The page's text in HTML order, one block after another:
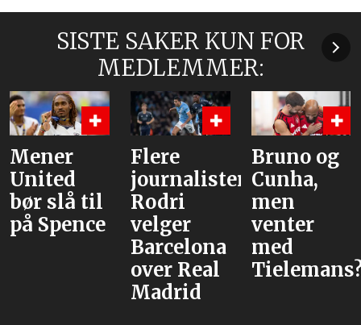
SISTE SAKER KUN FOR
MEDLEMMER:
Mener
United
bør slå til
på Spence
Flere
journalister:
Rodri
velger
Barcelona
over Real
Madrid
Bruno og
Cunha,
men
venter
med
Tielemans?